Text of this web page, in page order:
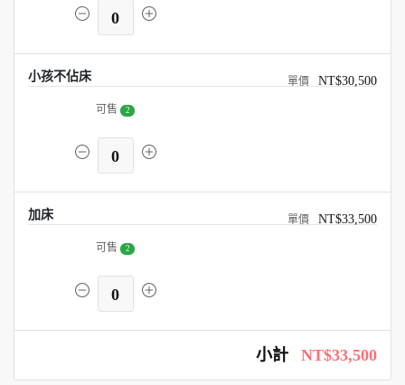
0
小孩不佔床 NT$30,500
可售 2
0
加床 NT$33,500
可售 2
0
小計 NT$33,500